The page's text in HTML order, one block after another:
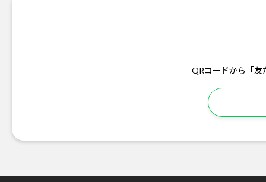
QRコードから「友